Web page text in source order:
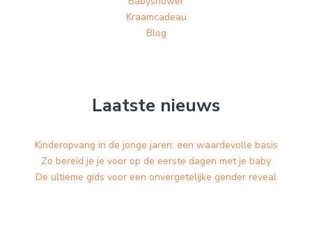
Kraamcadeau
Blog
Laatste nieuws
Kinderopvang in de jonge jaren: een waardevolle basis
Zo bereid je je voor op de eerste dagen met je baby
De ultieme gids voor een onvergetelijke gender reveal